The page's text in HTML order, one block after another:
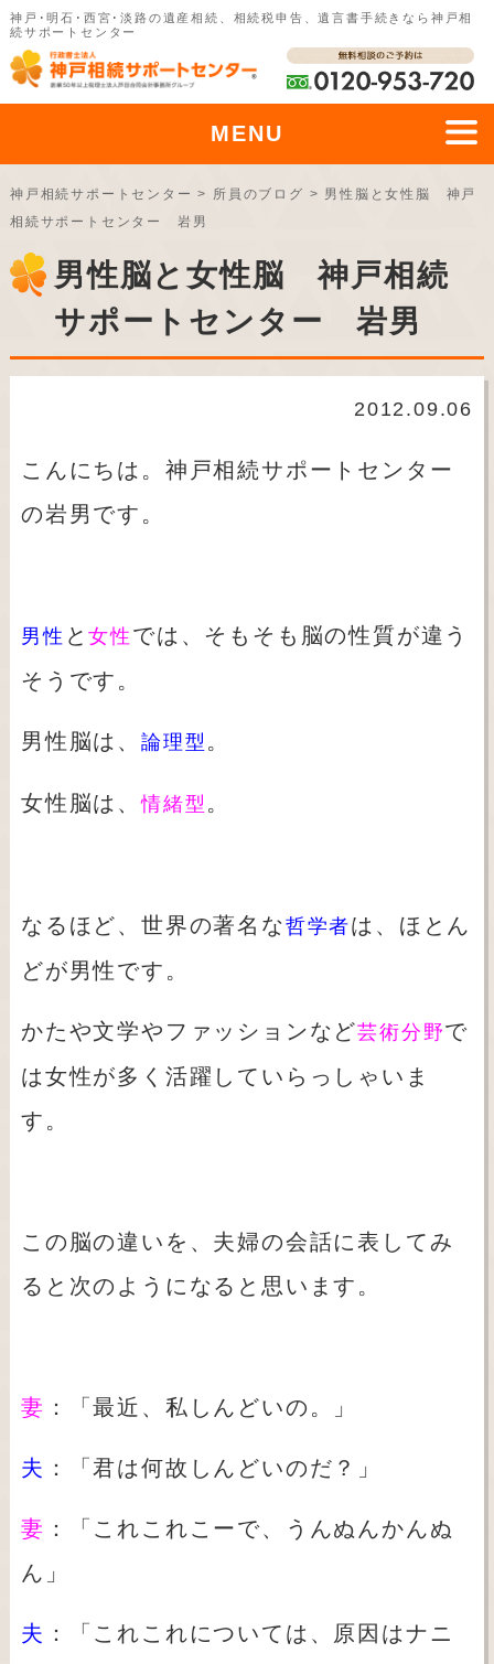
神戸･明石･西宮･淡路の遺産相続、相続税申告、遺言書手続きなら神戸相
続サポートセンター
MENU
神戸相続サポートセンター > 所員のブログ > 男性脳と女性脳 神戸
相続サポートセンター 岩男
男性脳と女性脳 神戸相続
サポートセンター 岩男
2012.09.06
こんにちは。神戸相続サポートセンター
の岩男です。
男性 と女性 では、そもそも脳の性質が違う
そうです。
男性脳は、 論理型 。
女性脳は、情緒型 。
なるほど、世界の著名な哲学者は、ほとん
どが男性です。
かたや文学やファッションなど芸術分野で
は女性が多く活躍していらっしゃいま
す。
この脳の違いを、夫婦の会話に表してみ
ると次のようになると思います。
妻 ：「最近、私しんどいの。」
夫 ：「君は何故しんどいのだ？」
妻 ：「これこれこーで、うんぬんかんぬ
ん」
夫 ：「これこれについては、原因はナニ